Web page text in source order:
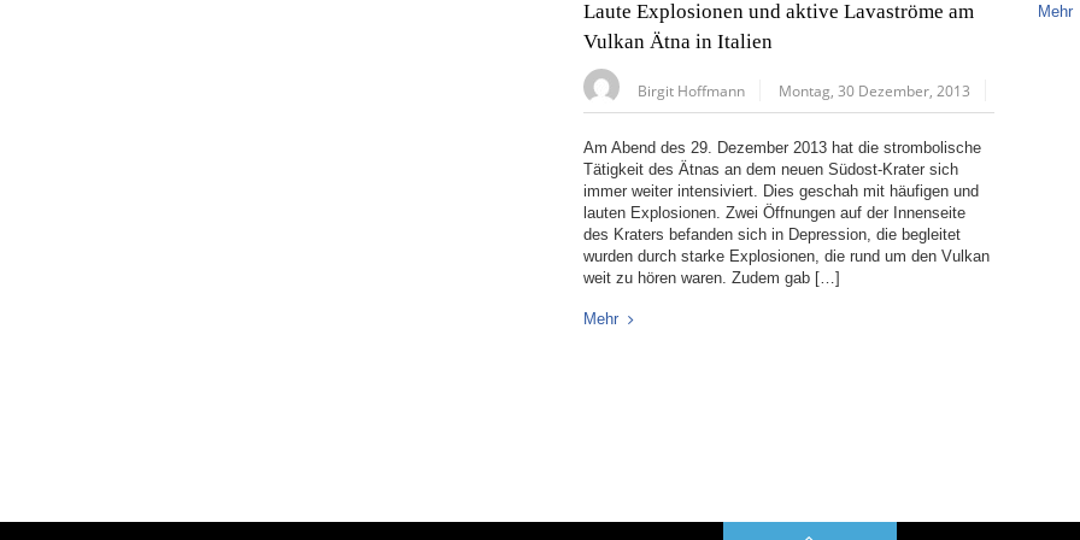
Laute Explosionen und aktive Lavaströme am
Vulkan Ätna in Italien
Birgit Hoffmann Montag, 30 Dezember, 2013
Am Abend des 29. Dezember 2013 hat die strombolische
Tätigkeit des Ätnas an dem neuen Südost-Krater sich
immer weiter intensiviert. Dies geschah mit häufigen und
lauten Explosionen. Zwei Öffnungen auf der Innenseite
des Kraters befanden sich in Depression, die begleitet
wurden durch starke Explosionen, die rund um den Vulkan
weit zu hören waren. Zudem gab […]
Mehr
Mehr